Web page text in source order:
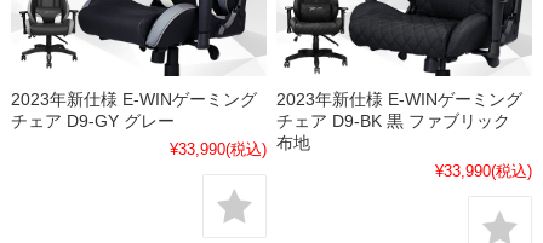
2023年新仕様 E-WINゲーミング
チェア D9-GY グレー
¥33,990(税込)
2023年新仕様 E-WINゲーミング
チェア D9-BK 黒 ファブリック
布地
¥33,990(税込)